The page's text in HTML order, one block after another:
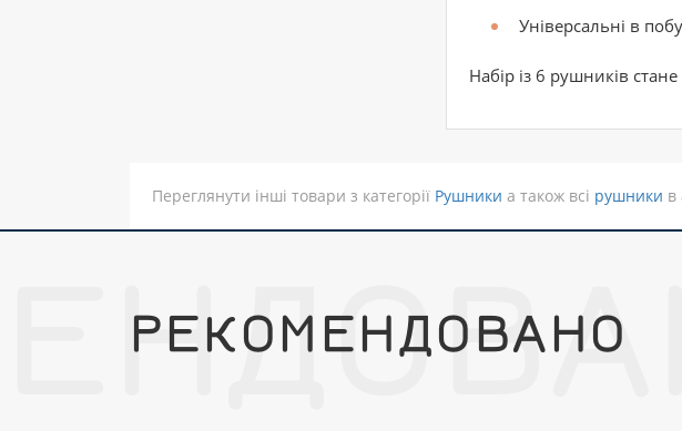
Універсальні в
Набір із 6 рушників
Переглянути інші товари з категорії Рушники а також всі рушники в
РЕКОМЕНДОВАНО